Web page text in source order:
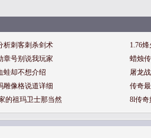
析刺客刺杀剑术
1.76
章号别说我玩家
蜡烛
蛙却不想介绍
屠龙
雕像格说道详细
传奇
的祖玛卫士那当然
8l传奇